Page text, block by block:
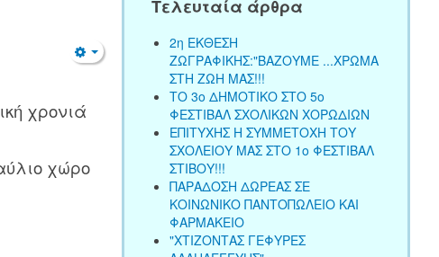
Empty
χρονιά
χώρο
Τελευταία άρθρα
2η ΕΚΘΕΣΗ
ΖΩΓΡΑΦΙΚΗΣ:"ΒΑΖΟΥΜΕ ...ΧΡΩΜΑ
ΣΤΗ ΖΩΗ ΜΑΣ!!!
ΤΟ 3ο ΔΗΜΟΤΙΚΟ ΣΤΟ 5ο
ΦΕΣΤΙΒΑΛ ΣΧΟΛΙΚΩΝ ΧΟΡΩΔΙΩΝ
ΕΠΙΤΥΧΗΣ Η ΣΥΜΜΕΤΟΧΗ ΤΟΥ
ΣΧΟΛΕΙΟΥ ΜΑΣ ΣΤΟ 1ο ΦΕΣΤΙΒΑΛ
ΣΤΙΒΟΥ!!!
ΠΑΡΑΔΟΣΗ ΔΩΡΕΑΣ ΣΕ
ΚΟΙΝΩΝΙΚΟ ΠΑΝΤΟΠΩΛΕΙΟ ΚΑΙ
ΦΑΡΜΑΚΕΙΟ
"ΧΤΙΖΟΝΤΑΣ ΓΕΦΥΡΕΣ